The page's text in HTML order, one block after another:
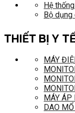
Hệ
Bộ
THIẾT BỊ Y
MÁY
MÁY ÁP
DAO